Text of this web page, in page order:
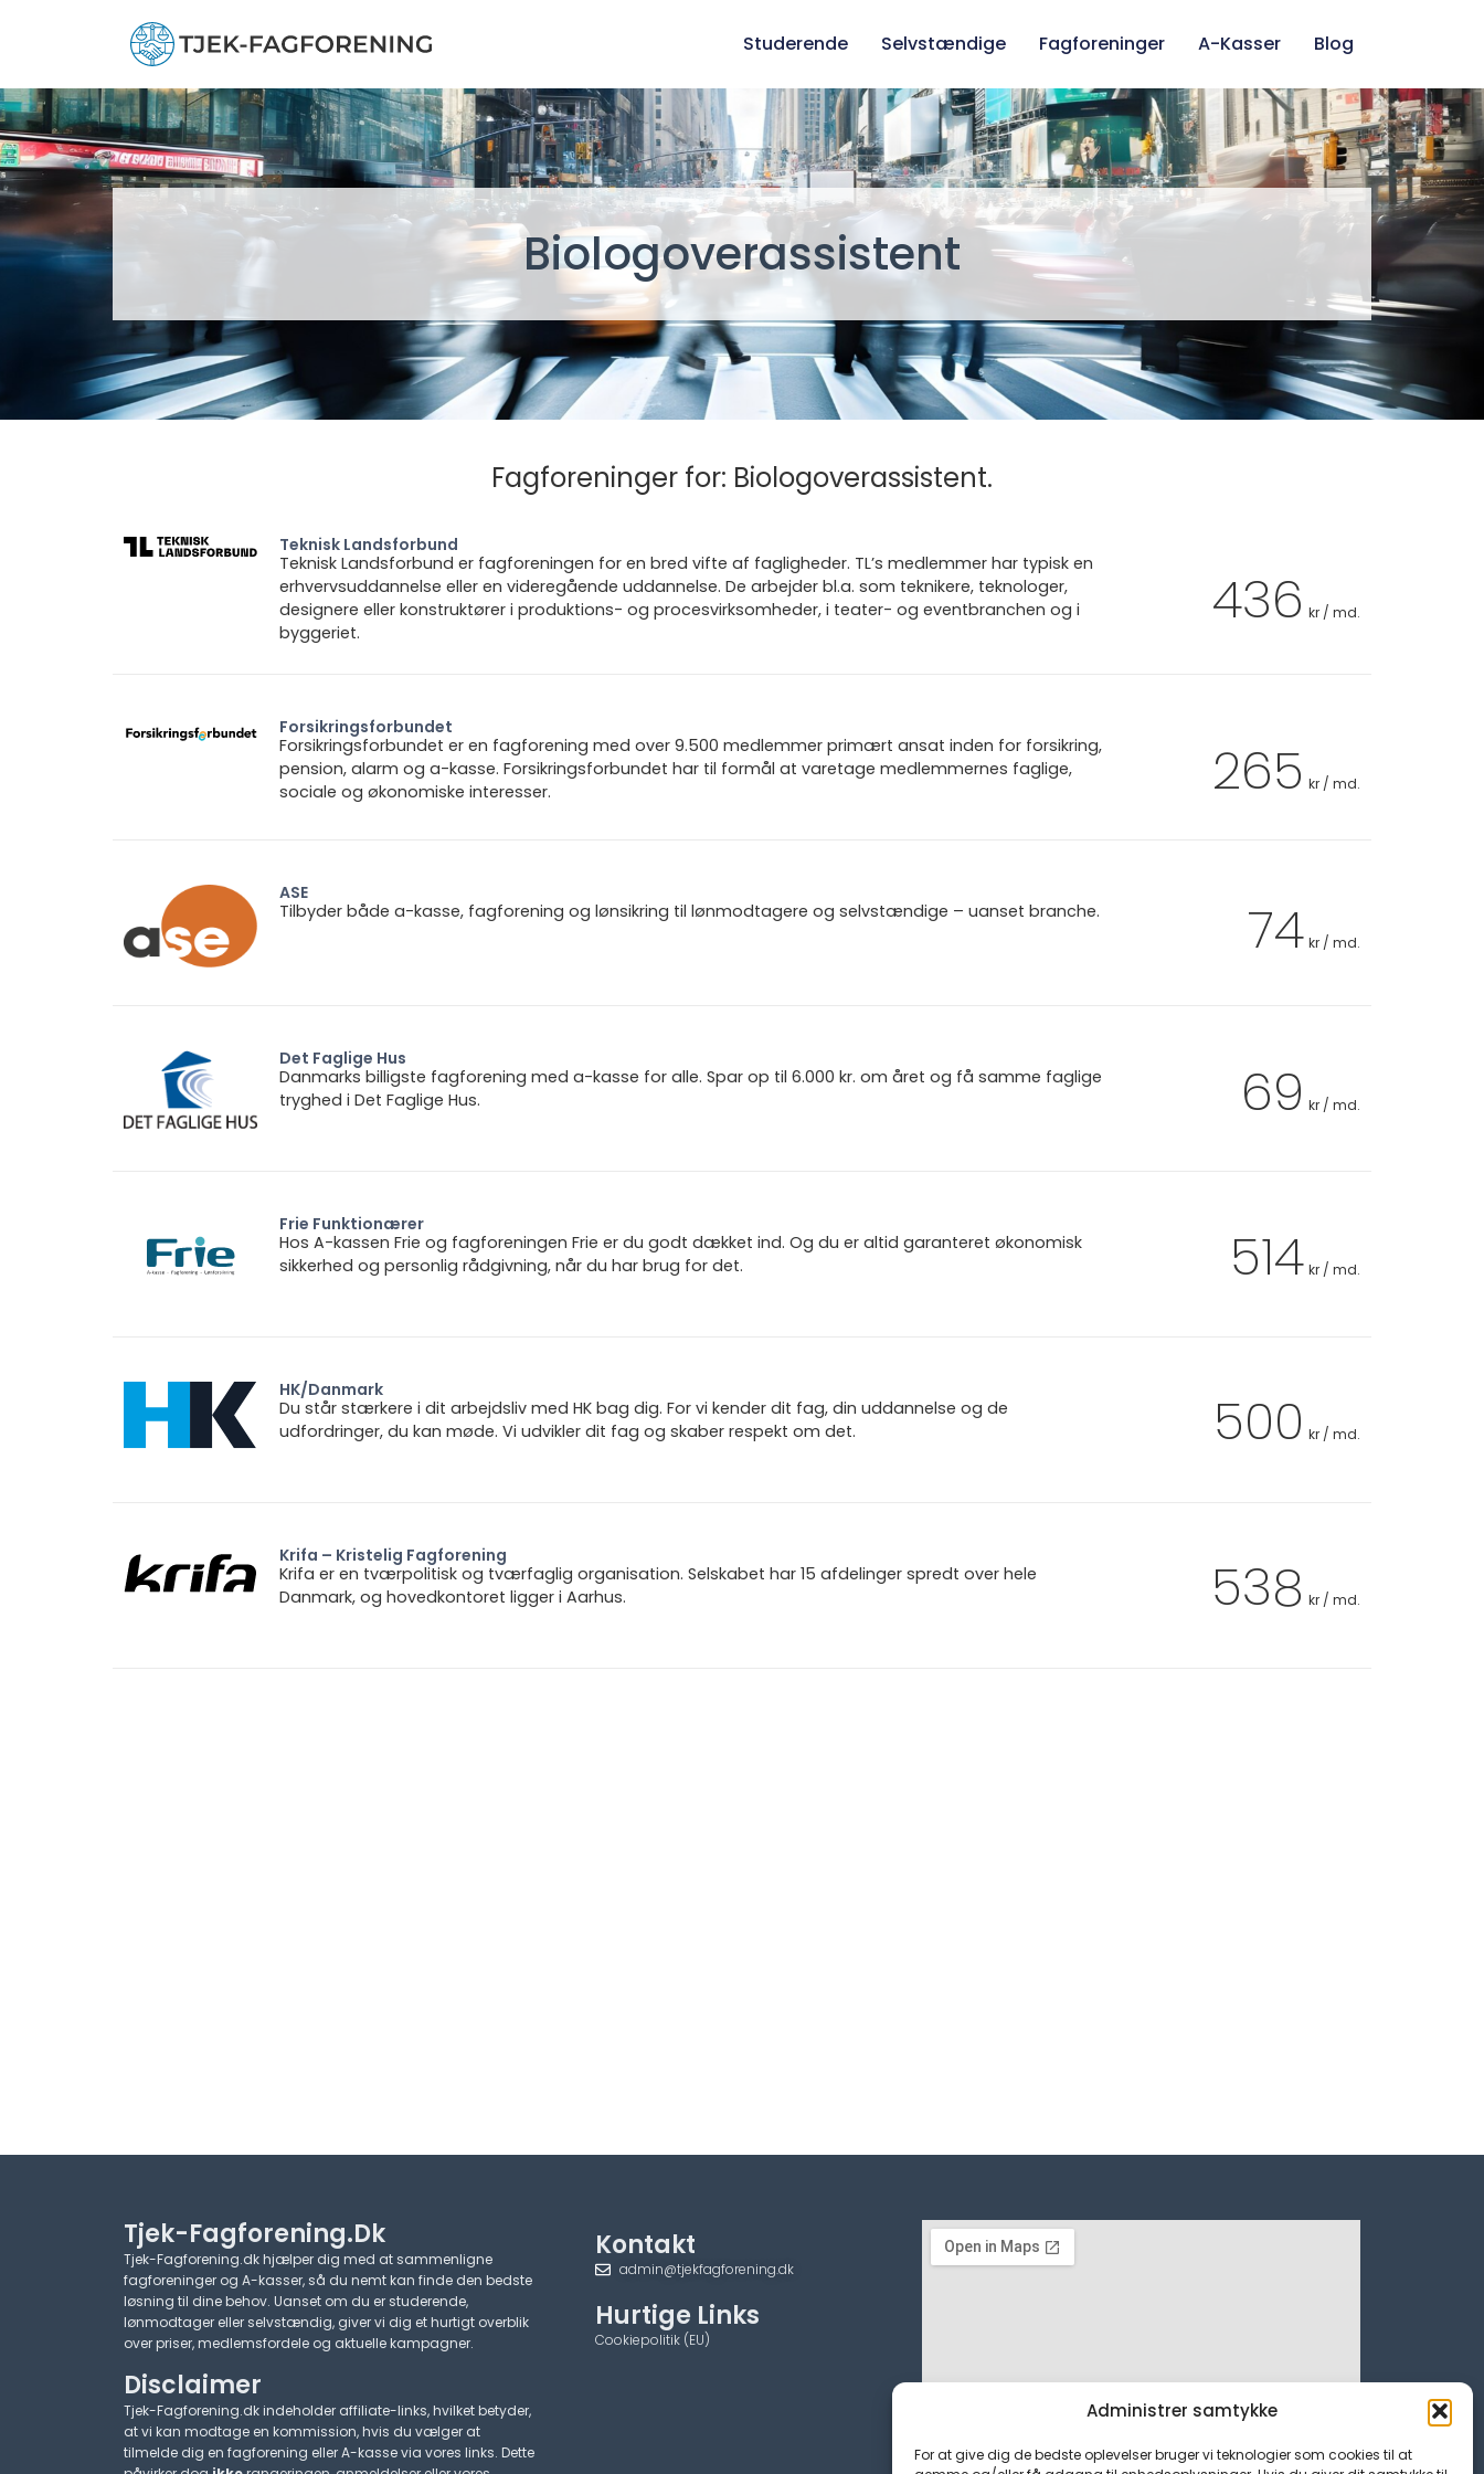
Administrer samtykke
For at give dig de bedste oplevelser bruger vi teknologier som cookies til at
Studerende Selvstændige Fagforeninger A-Kasser Blog
Biologoverassistent
Fagforeninger for: Biologoverassistent.
Teknisk Landsforbund
Teknisk Landsforbund er fagforeningen for en bred vifte af fagligheder. TL’s medlemmer har typisk en
erhvervsuddannelse eller en videregående uddannelse. De arbejder bl.a. som teknikere, teknologer,
designere eller konstruktører i produktions- og procesvirksomheder, i teater- og eventbranchen og i
byggeriet.
436 kr / md.
Forsikringsforbundet
Forsikringsforbundet er en fagforening med over 9.500 medlemmer primært ansat inden for forsikring,
pension, alarm og a-kasse. Forsikringsforbundet har til formål at varetage medlemmernes faglige,
sociale og økonomiske interesser.
265 kr / md.
ASE
Tilbyder både a-kasse, fagforening og lønsikring til lønmodtagere og selvstændige – uanset branche.
74 kr / md.
Det Faglige Hus
Danmarks billigste fagforening med a-kasse for alle. Spar op til 6.000 kr. om året og få samme faglige
tryghed i Det Faglige Hus.
69 kr / md.
Frie Funktionærer
Hos A-kassen Frie og fagforeningen Frie er du godt dækket ind. Og du er altid garanteret økonomisk
sikkerhed og personlig rådgivning, når du har brug for det.
514 kr / md.
HK/Danmark
Du står stærkere i dit arbejdsliv med HK bag dig. For vi kender dit fag, din uddannelse og de
udfordringer, du kan møde. Vi udvikler dit fag og skaber respekt om det.
500 kr / md.
Krifa – Kristelig Fagforening
Krifa er en tværpolitisk og tværfaglig organisation. Selskabet har 15 afdelinger spredt over hele
Danmark, og hovedkontoret ligger i Aarhus.
538 kr / md.
Tjek-Fagforening.dk
Tjek-Fagforening.dk hjælper dig med at sammenligne
fagforeninger og A-kasser, så du nemt kan finde den bedste
løsning til dine behov. Uanset om du er studerende,
lønmodtager eller selvstændig, giver vi dig et hurtigt overblik
over priser, medlemsfordele og aktuelle kampagner.​
Disclaimer
Tjek-Fagforening.dk indeholder affiliate-links, hvilket betyder,
at vi kan modtage en kommission, hvis du vælger at
tilmelde dig en fagforening eller A-kasse via vores links. Dette
Kontakt
admin@tjekfagforening.dk
Hurtige Links
Cookiepolitik (EU)